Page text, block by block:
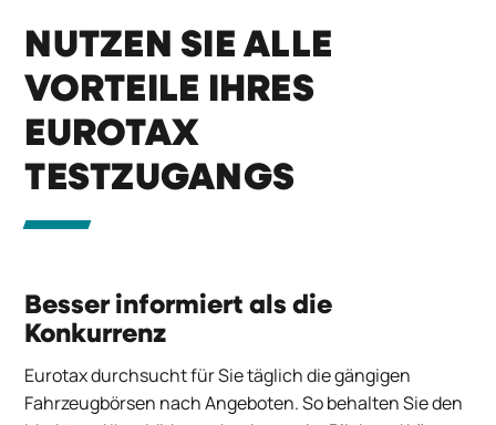
NUTZEN SIE ALLE
VORTEILE IHRES
EUROTAX
TESTZUGANGS
Besser informiert als die
Konkurrenz
Eurotax durchsucht für Sie täglich die gängigen
Fahrzeugbörsen nach Angeboten. So behalten Sie den